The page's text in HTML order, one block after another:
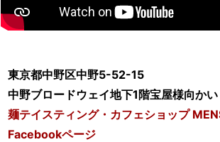
東京都中野区中野5-52-15
中野ブロードウェイ地下1階宝屋様向かい
麺テイスティング・カフェショップ
Facebookページ